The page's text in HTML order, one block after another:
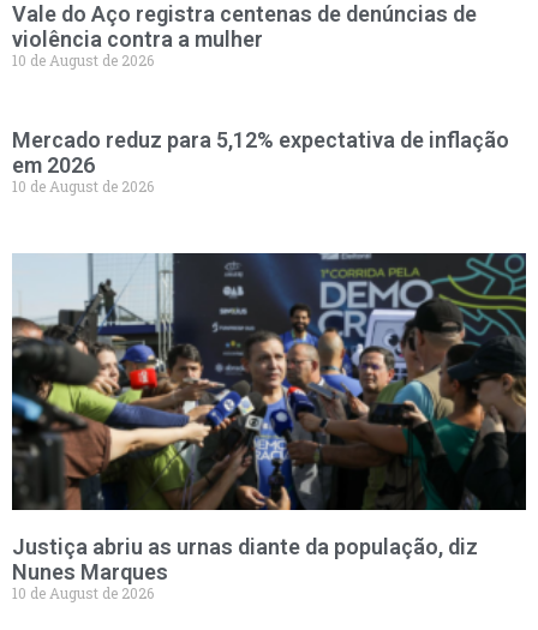
Vale do Aço registra centenas de denúncias de
violência contra a mulher
10 de August de 2026
Mercado reduz para 5,12% expectativa de inflação
em 2026
10 de August de 2026
Justiça abriu as urnas diante da população, diz
Nunes Marques
10 de August de 2026